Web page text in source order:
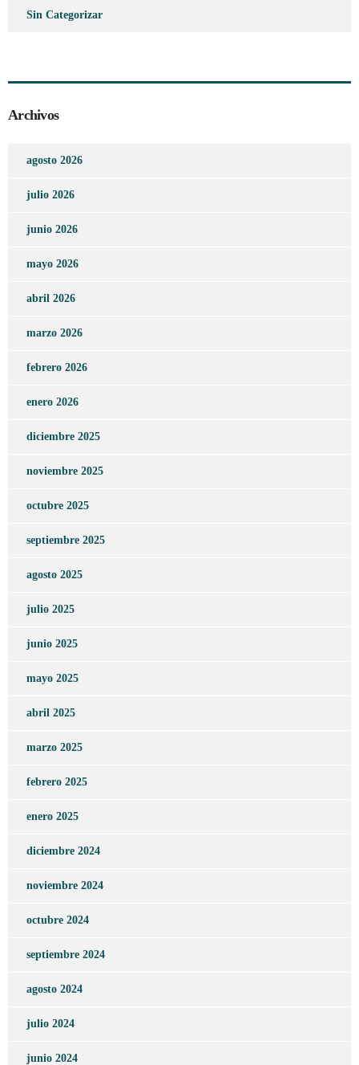
Sin Categorizar
Archivos
agosto 2026
julio 2026
junio 2026
mayo 2026
abril 2026
marzo 2026
febrero 2026
enero 2026
diciembre 2025
noviembre 2025
octubre 2025
septiembre 2025
agosto 2025
julio 2025
junio 2025
mayo 2025
abril 2025
marzo 2025
febrero 2025
enero 2025
diciembre 2024
noviembre 2024
octubre 2024
septiembre 2024
agosto 2024
julio 2024
junio 2024